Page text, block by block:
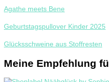
Agathe meets Bene
Geburtstagspullover Kinder 2025
Glücksschweine aus Stoffresten
Meine Empfehlung